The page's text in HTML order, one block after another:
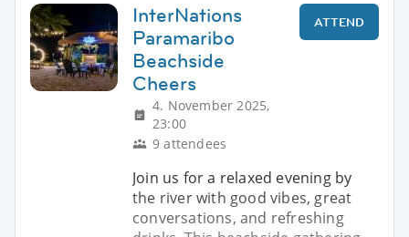
InterNations
Paramaribo
Beachside
Cheers
4. November 2025,
23:00
9 attendees
ATTEND
Join us for a relaxed evening by
the river with good vibes, great
conversations, and refreshing